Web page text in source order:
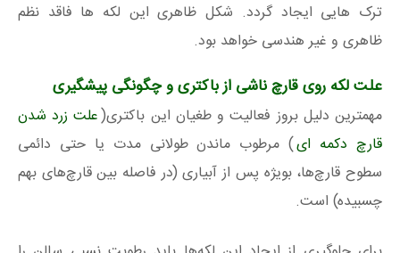
ترک هایی ایجاد گردد. شکل ظاهری این لکه ها فاقد نظم
ظاهری و غیر هندسی خواهد بود.
علت لکه روی قارچ ناشی از باکتری و چگونگی پیشگیری
مهمترین دلیل بروز فعالیت و طغیان این باکتری(علت زرد شدن
قارچ دکمه ای) مرطوب ماندن طولانی مدت یا حتی دائمی
سطوح قارچ‌ها، بویژه پس از آبیاری (در فاصله بین قارچ‌های بهم
چسبیده) است.